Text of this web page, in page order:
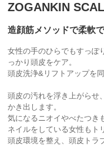
ZOGANKIN
造顔筋メソッドで柔軟
女性の手のひらでもすっぽ
っかり頭皮をケア。
頭皮洗浄&リフトアップを
頭皮の汚れを浮き上がらせ
かき出します。
気になるニオイやべたつき
ネイルをしている女性もト
頭皮環境を整え、頭皮トラ